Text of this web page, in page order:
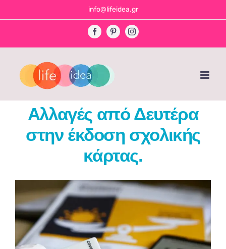
to
info@lifeidea.gr
FacebookPinterestInstagram
Αλλαγές από Δευτέρα
στην έκδοση σχολικής
κάρτας.